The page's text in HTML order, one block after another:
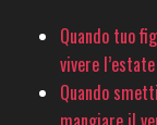
Quando tuo
vivere
Quando